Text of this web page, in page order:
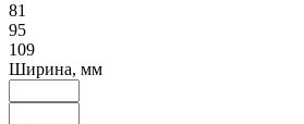
81
95
109
Ширина, мм